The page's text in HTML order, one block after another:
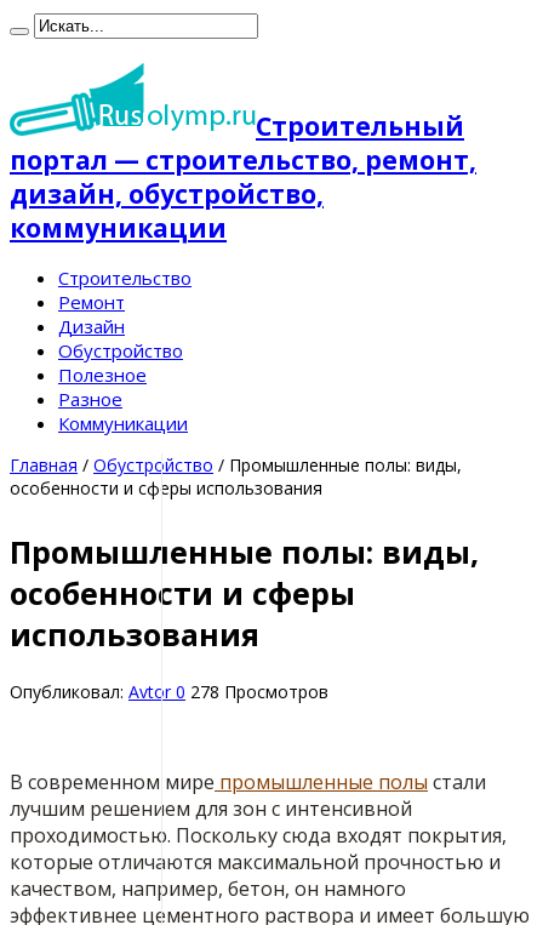
Строительный
портал — строительство, ремонт,
дизайн, обустройство,
коммуникации
Строительство
Ремонт
Дизайн
Обустройство
Полезное
Разное
Коммуникации
Главная / Обустройство / Промышленные полы: виды,
особенности и сферы использования
Промышленные полы: виды,
особенности и сферы
использования
Опубликовал: Avtor0 278 Просмотров
В современном мире промышленные полы стали
лучшим решением для зон с интенсивной
проходимостью. Поскольку сюда входят покрытия,
которые отличаются максимальной прочностью и
качеством, например, бетон, он намного
эффективнее цементного раствора и имеет большую